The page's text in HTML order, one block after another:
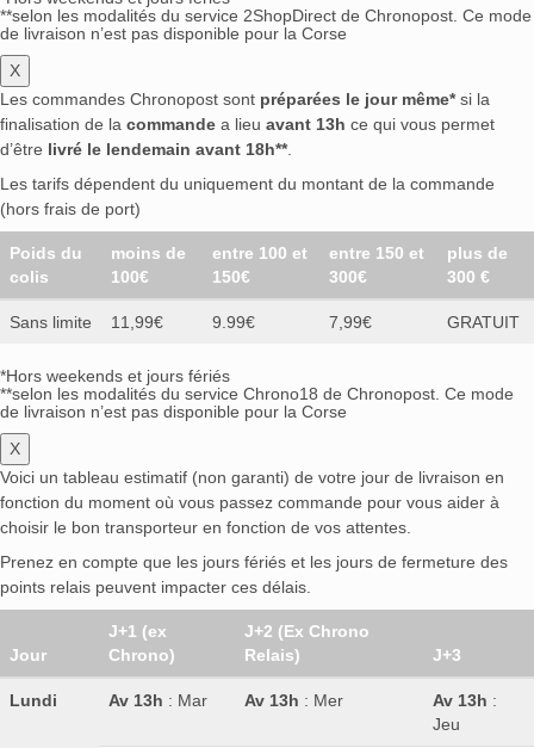
**selon les modalités du service 2ShopDirect de Chronopost. Ce mode
de livraison n’est pas disponible pour la Corse
X
Les commandes Chronopost sont préparées le jour même*si la
finalisation de la commande a lieu avant 13h ce qui vous permet
d’être livré le lendemain avant 18h**.
Les tarifs dépendent du uniquement du montant de la commande
(hors frais de port)
Poids du
colis
moins de
100€
entre 100 et
150€
entre 150 et
300€
plus de
300 €
Sans limite 11,99€ 9.99€ 7,99€ GRATUIT
*Hors weekends et jours fériés
**selon les modalités du service Chrono18 de Chronopost. Ce mode
de livraison n’est pas disponible pour la Corse
X
Voici un tableau estimatif (non garanti) de votre jour de livraison en
fonction du moment où vous passez commande pour vous aider à
choisir le bon transporteur en fonction de vos attentes.
Prenez en compte que les jours fériés et les jours de fermeture des
points relais peuvent impacter ces délais.
Jour
J+1 (ex
Chrono)
J+2 (Ex Chrono
Relais)
J+3
Lundi Av 13h : Mar Av 13h : Mer Av 13h :
Jeu